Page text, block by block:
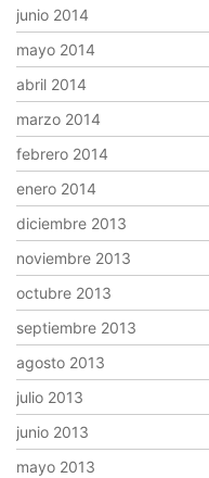
junio 2014
mayo 2014
abril 2014
marzo 2014
febrero 2014
enero 2014
diciembre 2013
noviembre 2013
octubre 2013
septiembre 2013
agosto 2013
julio 2013
junio 2013
mayo 2013